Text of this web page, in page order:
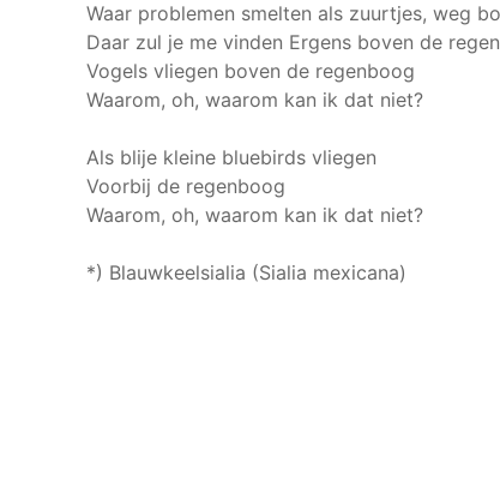
Waar problemen smelten als zuurtjes, weg
Daar zul je me vinden Ergens boven de
Vogels vliegen boven de regenboog
Waarom, oh, waarom kan ik dat niet?
Als blije kleine bluebirds vliegen
Voorbij de regenboog
Waarom, oh, waarom kan ik dat niet?
*) Blauwkeelsialia (Sialia mexicana)